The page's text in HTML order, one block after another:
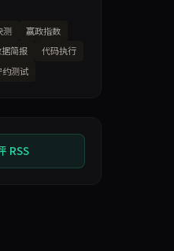
测
赢政指数
简报
代码执行
约测试
RSS